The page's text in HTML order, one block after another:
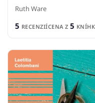
Ruth Ware
5 RECENZIÍCENA Z 5